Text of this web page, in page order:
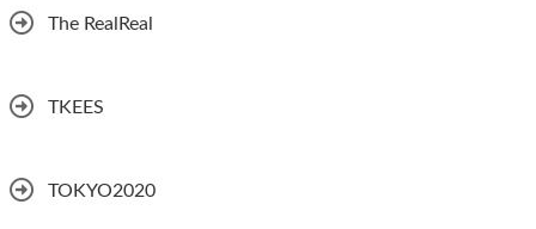
The RealReal
TKEES
TOKYO2020